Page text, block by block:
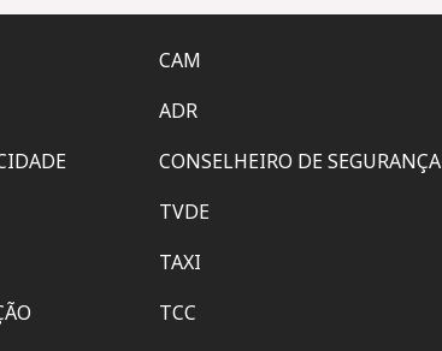
CAM
ADR
CONSELHEIRO DE SEGURANÇA
TVDE
TAXI
TCC